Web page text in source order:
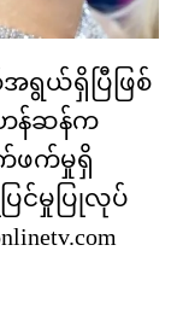
ရွယ်ရှိပြီဖြစ်
ဟန်ဆန်က
ဖက်မှုရှိ
င်မှုပြုလုပ်